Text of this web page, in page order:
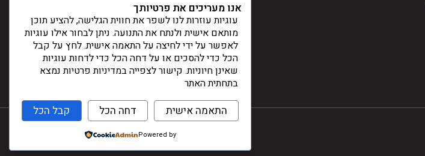
עיצוב ובניית אתרים -
אנו מעריכים את פרטיותך
עוגיות עוזרות לנו לשפר את חווית הגלישה, להציע תוכן
מותאם אישית ולנתח את התנועה. ניתן לבחור אילו עוגיות
לאפשר על ידי לחיצה על התאמה אישית. לחץ על קבל
הכל כדי להסכים או על דחה הכל כדי לדחות עוגיות
שאינן חיוניות. קישור לצפייה במדיניות פרטיות נמצא
בתחתית האתר
התאמה אישית דחה הכל קבל הכל
Powered by